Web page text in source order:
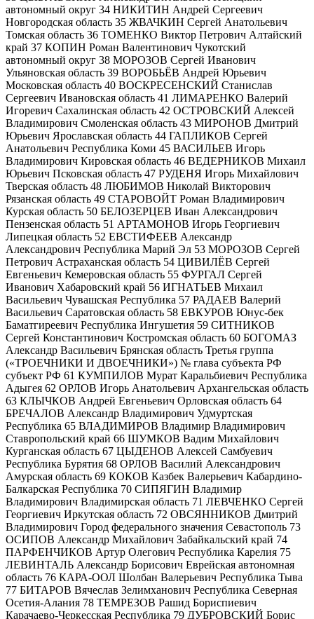
автономный округ 34 НИКИТИН Андрей Сергеевич
Новгородская область 35 ЖВАЧКИН Сергей Анатольевич
Томская область 36 ТОМЕНКО Виктор Петрович Алтайский
край 37 КОПИН Роман Валентинович Чукотский
автономный округ 38 МОРОЗОВ Сергей Иванович
Ульяновская область 39 ВОРОБЬЁВ Андрей Юрьевич
Московская область 40 ВОСКРЕСЕНСКИЙ Станислав
Сергеевич Ивановская область 41 ЛИМАРЕНКО Валерий
Игоревич Сахалинская область 42 ОСТРОВСКИЙ Алексей
Владимирович Смоленская область 43 МИРОНОВ Дмитрий
Юрьевич Ярославская область 44 ГАПЛИКОВ Сергей
Анатольевич Республика Коми 45 ВАСИЛЬЕВ Игорь
Владимирович Кировская область 46 ВЕДЕРНИКОВ Михаил
Юрьевич Псковская область 47 РУДЕНЯ Игорь Михайлович
Тверская область 48 ЛЮБИМОВ Николай Викторович
Рязанская область 49 СТАРОВОЙТ Роман Владимирович
Курская область 50 БЕЛОЗЕРЦЕВ Иван Александрович
Пензенская область 51 АРТАМОНОВ Игорь Георгиевич
Липецкая область 52 ЕВСТИФЕЕВ Александр
Александрович Республика Марий Эл 53 МОРОЗОВ Сергей
Петрович Астраханская область 54 ЦИВИЛЁВ Сергей
Евгеньевич Кемеровская область 55 ФУРГАЛ Сергей
Иванович Хабаровский край 56 ИГНАТЬЕВ Михаил
Васильевич Чувашская Республика 57 РАДАЕВ Валерий
Васильевич Саратовская область 58 ЕВКУРОВ Юнус-бек
Баматгиреевич Республика Ингушетия 59 СИТНИКОВ
Сергей Константинович Костромская область 60 БОГОМАЗ
Александр Васильевич Брянская область Третья группа
(«ТРОЕЧНИКИ И ДВОЕЧНИКИ») № глава субъекта РФ
субъект РФ 61 КУМПИЛОВ Мурат Каральбиевич Республика
Адыгея 62 ОРЛОВ Игорь Анатольевич Архангельская область
63 КЛЫЧКОВ Андрей Евгеньевич Орловская область 64
БРЕЧАЛОВ Александр Владимирович Удмуртская
Республика 65 ВЛАДИМИРОВ Владимир Владимирович
Ставропольский край 66 ШУМКОВ Вадим Михайлович
Курганская область 67 ЦЫДЕНОВ Алексей Самбуевич
Республика Бурятия 68 ОРЛОВ Василий Александрович
Амурская область 69 КОКОВ Казбек Валерьевич Кабардино-
Балкарская Республика 70 СИПЯГИН Владимир
Владимирович Владимирская область 71 ЛЕВЧЕНКО Сергей
Георгиевич Иркутская область 72 ОВСЯННИКОВ Дмитрий
Владимирович Город федерального значения Севастополь 73
ОСИПОВ Александр Михайлович Забайкальский край 74
ПАРФЕНЧИКОВ Артур Олегович Республика Карелия 75
ЛЕВИНТАЛЬ Александр Борисович Еврейская автономная
область 76 КАРА-ООЛ Шолбан Валерьевич Республика Тыва
77 БИТАРОВ Вячеслав Зелимханович Республика Северная
Осетия-Алания 78 ТЕМРЕЗОВ Рашид Бориспиевич
Карачаево-Черкесская Республика 79 ДУБРОВСКИЙ Борис